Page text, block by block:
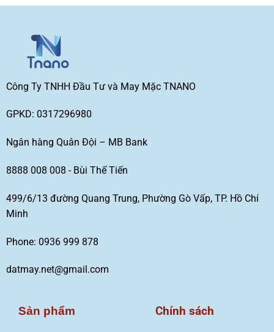
Công Ty TNHH Đầu Tư và May Mặc TNANO
GPKD: 0317296980
Ngân hàng Quân Đội – MB Bank
8888 008 008 - Bùi Thế Tiến
499/6/13 đường Quang Trung, Phường Gò Vấp, TP. Hồ Chí
Minh
Phone: 0936 999 878
datmay.net@gmail.com
Sản phẩm Chính sách